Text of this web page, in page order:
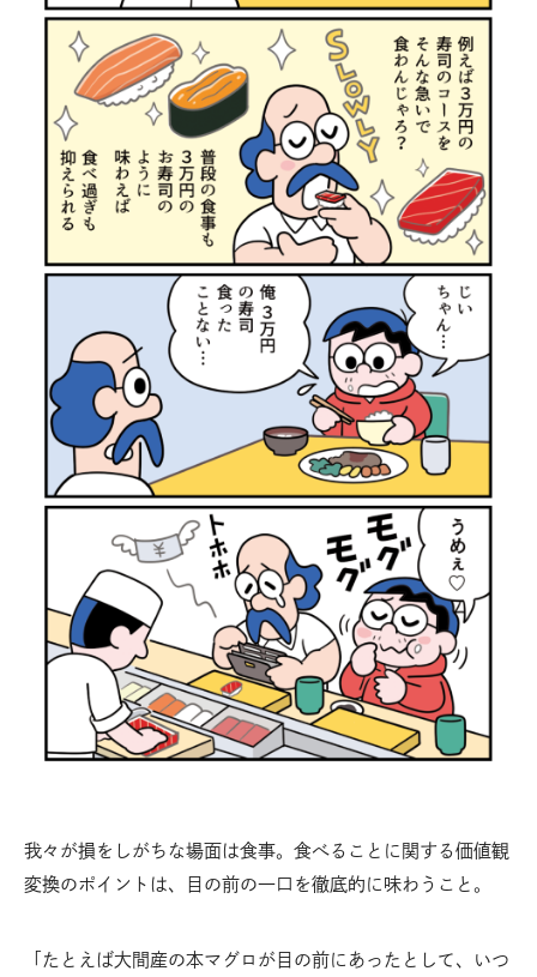
我々が損をしがちな場面は食事。食べることに関する価値観
変換のポイントは、目の前の一口を徹底的に味わうこと。
「たとえば大間産の本マグロが目の前にあったとして、いつ